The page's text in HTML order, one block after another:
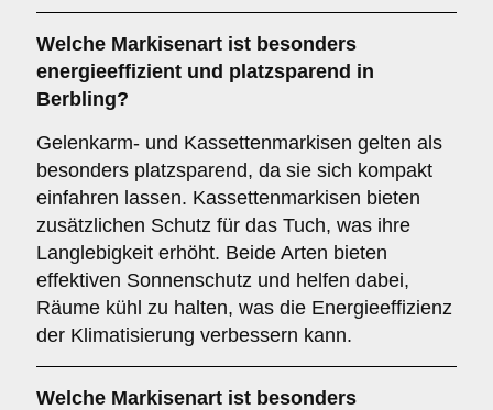
Welche Markisenart ist besonders
energieeffizient und platzsparend in
Berbling?
Gelenkarm- und Kassettenmarkisen gelten als
besonders platzsparend, da sie sich kompakt
einfahren lassen. Kassettenmarkisen bieten
zusätzlichen Schutz für das Tuch, was ihre
Langlebigkeit erhöht. Beide Arten bieten
effektiven Sonnenschutz und helfen dabei,
Räume kühl zu halten, was die Energieeffizienz
der Klimatisierung verbessern kann.
Welche Markisenart ist besonders